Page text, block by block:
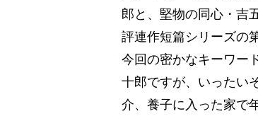
郎と、堅物の同心・吉
評連作短篇シリーズの
今回の密かなキーワー
十郎ですが、いったい
介、養子に入った家で